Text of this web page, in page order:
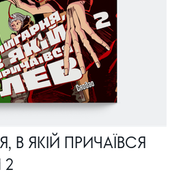
В ЯКІЙ ПРИЧАЇВСЯ
2